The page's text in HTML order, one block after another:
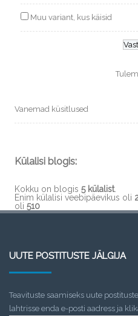
Muu variant, kus käisid
Vanemad küsitlused
Külalisi blogis:
Kokku on blogis 5 külalist.
Enim külalisi veebipäevikus oli
oli 510
UUTE POSTITUSTE JÄLGIJA
Teavituste saamiseks uute
lahtrisse enda e-posti aadress ja